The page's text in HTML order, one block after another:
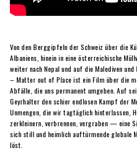
Von den Berggipfeln der Schweiz über die
Albaniens, hinein in eine österreichische
weiter nach Nepal und auf die Malediven
– Matter out of Place ist ein Film über die
Abfälle, die uns permanent umgeben. Auf
Geyrhalter den schier endlosen Kampf der
Unmengen, die wir tagtäglich hinterlassen,
zerkleinern, verbrennen, vergraben — eine
sich still und heimlich auftürmende globale
löst.